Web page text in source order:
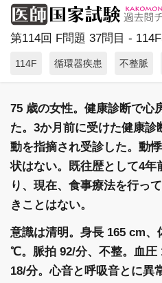
第114回 F問題 37問目 -
114F 循環器疾患 不整脈
75 歳の女性。健康診断で心
た。3か月前に受けた健康診
動を指摘され受診した。動
状はない。既往歴として4年
り、現在、食事療法を行っ
きことはない。
意識は清明。身長 165 cm、
℃。脈拍 92/分、不整。血圧
18/分。心音と呼吸音とに異